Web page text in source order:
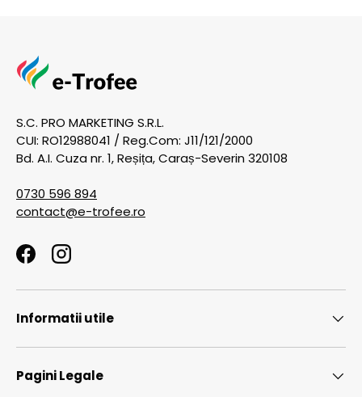
S.C. PRO MARKETING S.R.L.
CUI: RO12988041 / Reg.Com: J11/121/2000
Bd. A.I. Cuza nr. 1, Reșița, Caraș-Severin 320108
0730 596 894
contact@e-trofee.ro
FacebookInstagram
Informatii utile
Pagini Legale